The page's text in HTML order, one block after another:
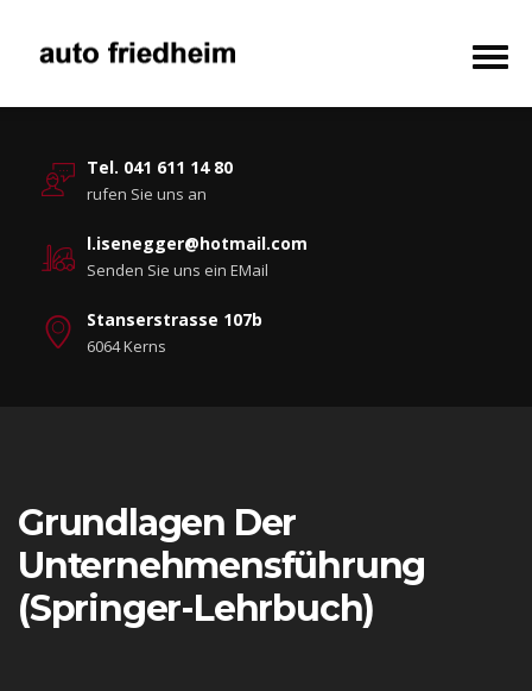
Tel. 041 611 14 80
rufen Sie uns an
l.isenegger@hotmail.com
Senden Sie uns ein EMail
Stanserstrasse 107b
6064 Kerns
Grundlagen Der
Unternehmensführung
(Springer-Lehrbuch)